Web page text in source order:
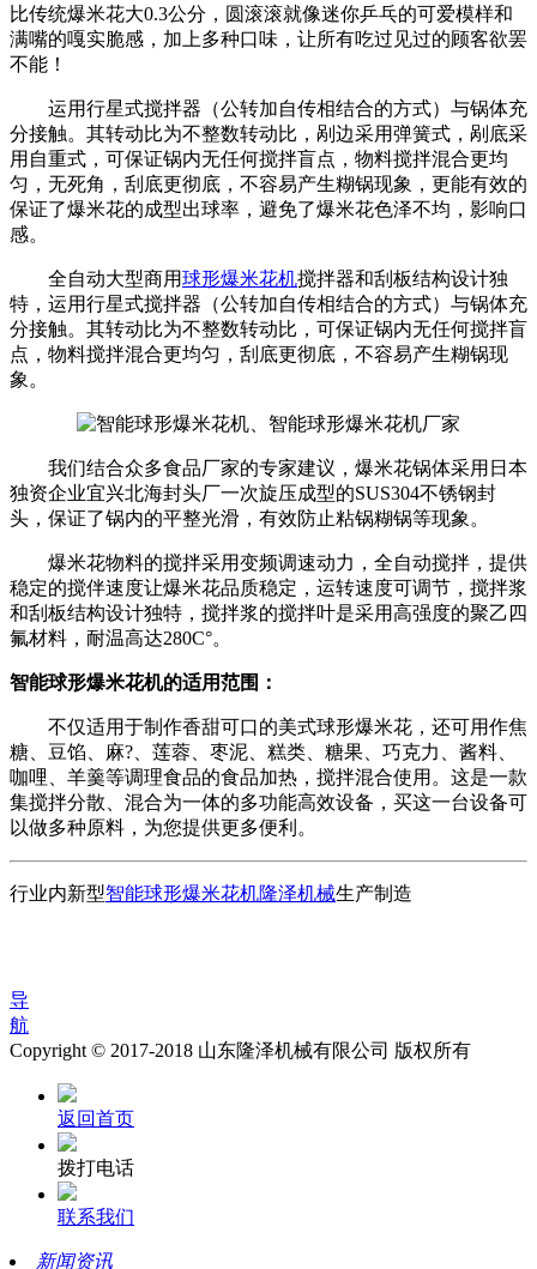
比传统爆米花大0.3公分，圆滚滚就像迷你乒乓的可爱模样和
满嘴的嘎实脆感，加上多种口味，让所有吃过见过的顾客欲罢
不能！
运用行星式搅拌器（公转加自传相结合的方式）与锅体充
分接触。其转动比为不整数转动比，剐边采用弹簧式，剐底采
用自重式，可保证锅内无任何搅拌盲点，物料搅拌混合更均
匀，无死角，刮底更彻底，不容易产生糊锅现象，更能有效的
保证了爆米花的成型出球率，避免了爆米花色泽不均，影响口
感。
全自动大型商用球形爆米花机搅拌器和刮板结构设计独
特，运用行星式搅拌器（公转加自传相结合的方式）与锅体充
分接触。其转动比为不整数转动比，可保证锅内无任何搅拌盲
点，物料搅拌混合更均匀，刮底更彻底，不容易产生糊锅现
象。
我们结合众多食品厂家的专家建议，爆米花锅体采用日本
独资企业宜兴北海封头厂一次旋压成型的SUS304不锈钢封
头，保证了锅内的平整光滑，有效防止粘锅糊锅等现象。
爆米花物料的搅拌采用变频调速动力，全自动搅拌，提供
稳定的搅伴速度让爆米花品质稳定，运转速度可调节，搅拌浆
和刮板结构设计独特，搅拌浆的搅拌叶是采用高强度的聚乙四
氟材料，耐温高达280C°。
智能球形爆米花机的适用范围：
不仅适用于制作香甜可口的美式球形爆米花，还可用作焦
糖、豆馅、麻?、莲蓉、枣泥、糕类、糖果、巧克力、酱料、
咖哩、羊羹等调理食品的食品加热，搅拌混合使用。这是一款
集搅拌分散、混合为一体的多功能高效设备，买这一台设备可
以做多种原料，为您提供更多便利。
行业内新型智能球形爆米花机隆泽机械生产制造
导
航
Copyright © 2017-2018 山东隆泽机械有限公司 版权所有
返回首页
拨打电话
联系我们
新闻资讯